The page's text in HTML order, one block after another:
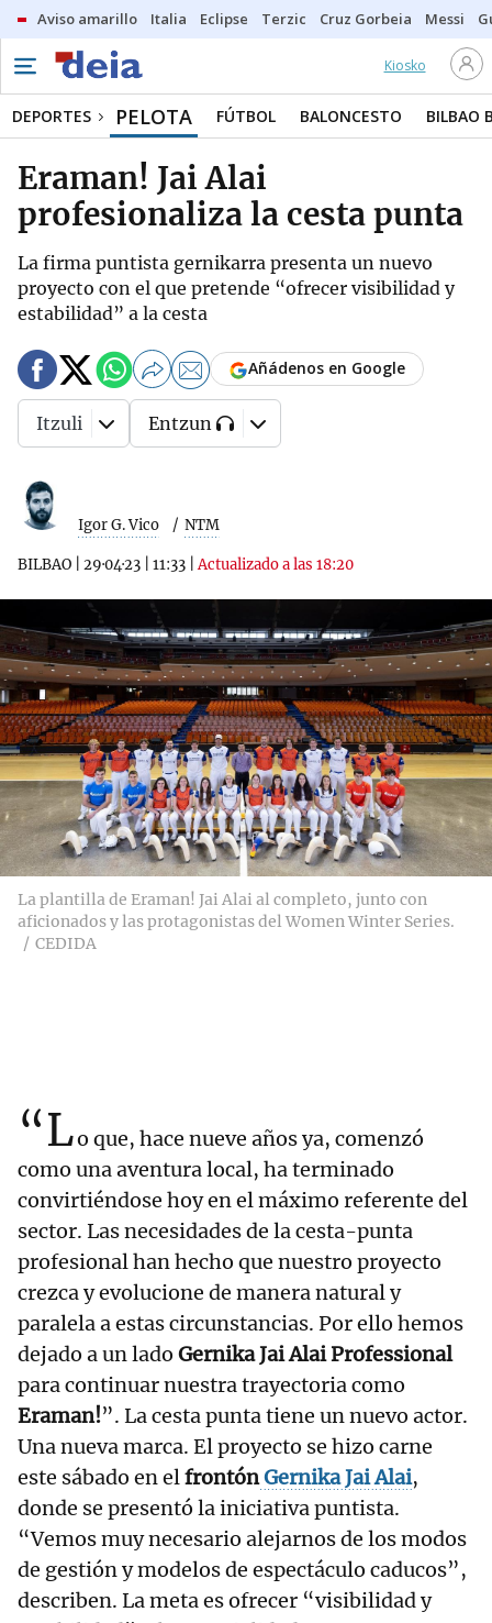
Aviso amarillo Italia Eclipse Terzic Cruz Gorbeia Messi
Kiosko
DEPORTES PELOTA FÚTBOL BALONCESTO BILBAO
Eraman! Jai Alai
profesionaliza la cesta punta
La firma puntista gernikarra presenta un nuevo
proyecto con el que pretende “ofrecer visibilidad y
estabilidad” a la cesta
Igor G. Vico NTM
BILBAO 29·04·23 11:33 |Actualizado a las 18:20
Añádenos en Google
Itzuli Entzun
La plantilla de Eraman! Jai Alai al completo, junto con
aficionados y las protagonistas del Women Winter Series.
CEDIDA
“Lo que, hace nueve años ya, comenzó
como una aventura local, ha terminado
convirtiéndose hoy en el máximo referente del
sector. Las necesidades de la cesta-punta
profesional han hecho que nuestro proyecto
crezca y evolucione de manera natural y
paralela a estas circunstancias. Por ello hemos
dejado a un lado Gernika Jai Alai Professional
para continuar nuestra trayectoria como
Eraman!”. La cesta punta tiene un nuevo actor.
Una nueva marca. El proyecto se hizo carne
este sábado en elfrontónGernika Jai Alai,
donde se presentó la iniciativa puntista.
“Vemos muy necesario alejarnos de los modos
de gestión y modelos de espectáculo caducos”,
describen. La meta es ofrecer “visibilidad y